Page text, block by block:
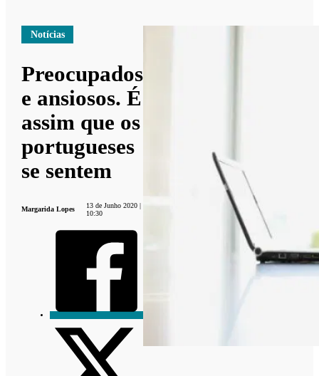
Notícias
Preocupados
e ansiosos. É
assim que os
portugueses
se sentem
Margarida Lopes
13 de Junho 2020 |
10:30